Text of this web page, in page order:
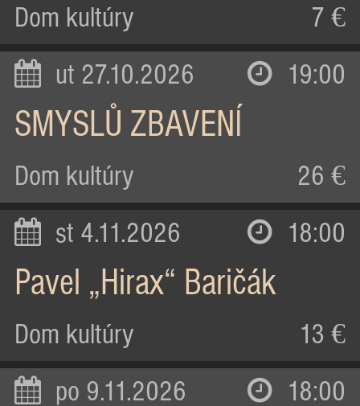
Dom kultúry 7 €
ut 27.10.2026 19:00
SMYSLŮ ZBAVENÍ
Dom kultúry 26 €
st 4.11.2026 18:00
Pavel „Hirax“ Baričák
Dom kultúry 13 €
po 9.11.2026 18:00